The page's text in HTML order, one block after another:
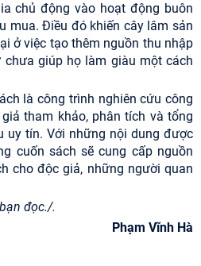
chủ động vào hoạt động buôn
mua. Điều đó khiến cây lâm sản
ở việc tạo thêm nguồn thu nhập
giúp họ làm giàu một cách
là công trình nghiên cứu công
tham khảo, phân tích và tổng
uy tín. Với những nội dung được
cuốn sách sẽ cung cấp nguồn
cho độc giả, những người quan
đọc./.
Phạm Vĩnh Hà